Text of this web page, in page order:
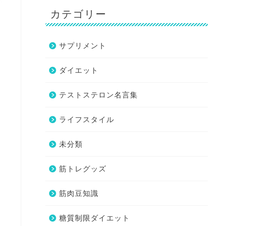
カテゴリー
サプリメント
ダイエット
テストステロン名言集
ライフスタイル
未分類
筋トレグッズ
筋肉豆知識
糖質制限ダイエット